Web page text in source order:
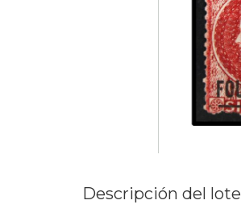
Descripción del lote